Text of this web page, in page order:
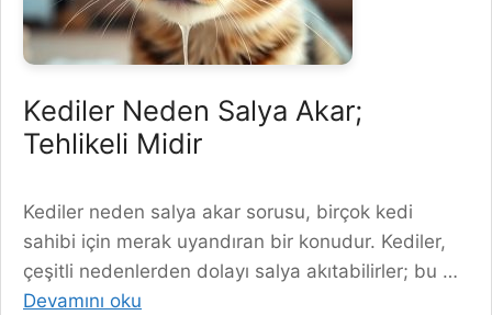
Kediler Neden Salya Akar;
Tehlikeli Midir
Kediler neden salya akar sorusu, birçok kedi
sahibi için merak uyandıran bir konudur. Kediler,
çeşitli nedenlerden dolayı salya akıtabilirler; bu …
Devamını oku